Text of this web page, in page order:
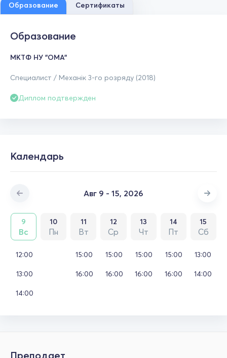
Образование Сертификаты
Образование
МКТФ НУ "ОМА"
Специалист / Механік 3-го розряду (2018)
Диплом подтвержден
Календарь
Авг 9 - 15, 2026
9
Вс
10
Пн
11
Вт
12
Ср
13
Чт
14
Пт
15
Сб
12:00
13:00
14:00
15:00
16:00
15:00
16:00
15:00
16:00
15:00
16:00
13:00
14:00
Преподает